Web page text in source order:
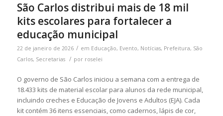
São Carlos distribui mais de 18 mil
kits escolares para fortalecer a
educação municipal
22 de janeiro de 2026 / em Educação, Evento, Notícias, Prefeitura, São
Carlos, Secretarias / por roselei
O governo de São Carlos iniciou a semana com a entrega de
18.433 kits de material escolar para alunos da rede municipal,
incluindo creches e Educação de Jovens e Adultos (EJA). Cada
kit contém 36 itens essenciais, como cadernos, lápis de cor,